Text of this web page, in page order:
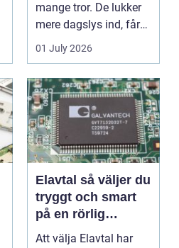
mange tror. De lukker
mere dagslys ind, får
hjem og erhvervs...
01 July 2026
Elavtal så väljer du
tryggt och smart
på en rörlig
elmarknad
Att välja Elavtal har